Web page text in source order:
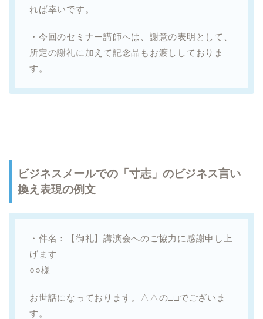
れば幸いです。
・今回のセミナー講師へは、謝意の表明として、
所定の謝礼に加えて記念品もお渡ししておりま
す。
ビジネスメールでの「寸志」のビジネス言い
換え表現の例文
・件名：【御礼】講演会へのご協力に感謝申し上
げます
○○様
お世話になっております。△△の□□でございま
す。